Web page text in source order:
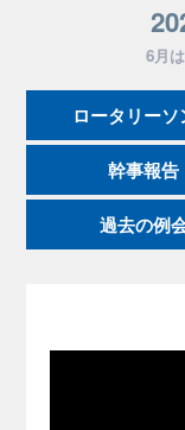
6月
ロータリーソ
幹事報告
過去の例